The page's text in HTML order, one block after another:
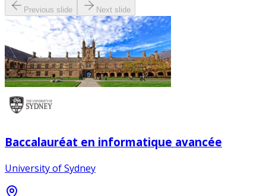
Previous slide Next slide
Baccalauréat en informatique avancée
University of Sydney